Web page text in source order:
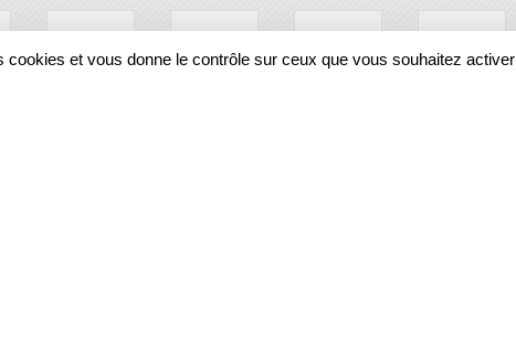
cookies et vous donne le contrôle sur ceux que vous souhaitez activer